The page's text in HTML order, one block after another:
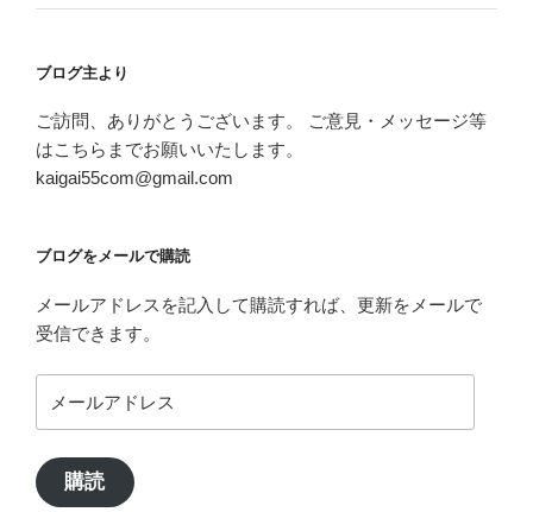
ブログ主より
ご訪問、ありがとうございます。 ご意見・メッセージ等
はこちらまでお願いいたします。
kaigai55com@gmail.com
ブログをメールで購読
メールアドレスを記入して購読すれば、更新をメールで
受信できます。
ー
ア
ド
購読